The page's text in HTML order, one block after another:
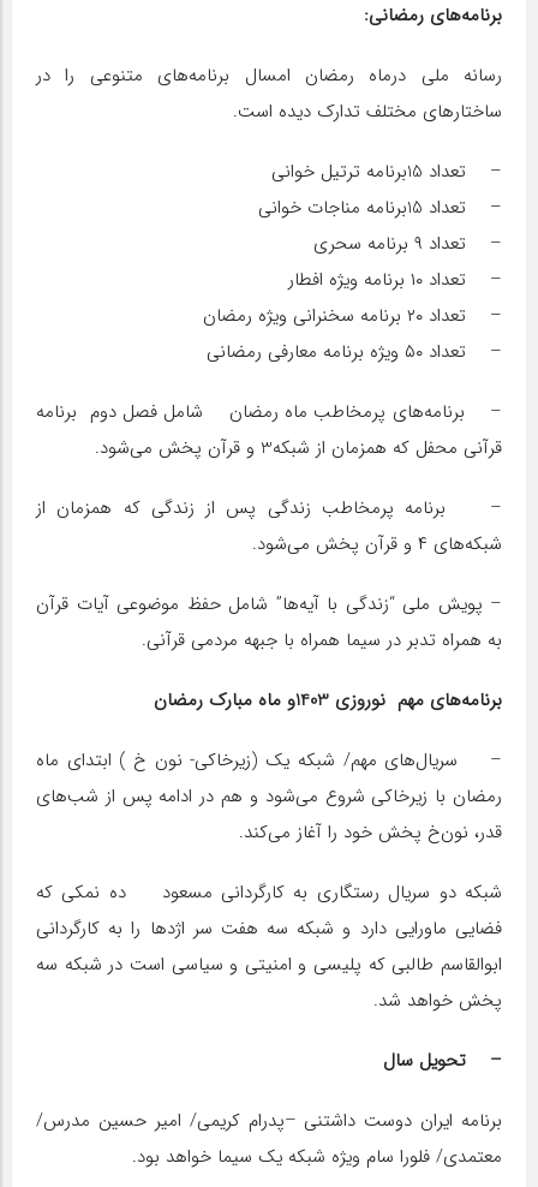
برنامه‌های رمضانی:
رسانه ملی درماه رمضان امسال برنامه‌های متنوعی را در
ساختارهای مختلف تدارک دیده است.
– تعداد 15برنامه ترتیل خوانی
– تعداد 15برنامه مناجات خوانی
– تعداد ۹ برنامه سحری
– تعداد ۱۰ برنامه ویژه افطار
– تعداد ۲۰ برنامه سخنرانی ویژه رمضان
– تعداد ۵۰ ویژه برنامه معارفی رمضانی
– برنامه‌های پرمخاطب ماه رمضان شامل فصل دوم برنامه
قرآنی محفل که همزمان از شبکه3 و قرآن پخش می‌شود.
– برنامه پرمخاطب زندگی پس از زندگی که همزمان از
شبکه‌های ۴ و قرآن پخش می‌شود.
– پویش ملی “زندگی با آیه‌ها” شامل حفظ موضوعی آیات قرآن
به همراه تدبر در سیما همراه با جبهه مردمی قرآنی‌.
برنامه‌های مهم نوروزی 1403و ماه مبارک رمضان
– سریال‌های مهم/ شبکه یک (زیرخاکی- نون خ ) ابتدای ماه
رمضان با زیرخاکی شروع می‌شود و هم در ادامه پس از شب‌های
قدر، نون‌خ پخش خود را آغاز می‌کند.
شبکه دو سریال رستگاری به کارگردانی مسعود ده نمکی که
فضایی ماورایی دارد و شبکه سه هفت سر اژدها را به کارگردانی
ابوالقاسم طالبی که پلیسی و امنیتی و سیاسی است در شبکه سه
پخش خواهد شد.
– تحویل سال
برنامه ایران دوست داشتنی –پدرام کریمی/ امیر حسین مدرس/
معتمدی/ فلورا سام ویژه شبکه یک سیما خواهد بود.